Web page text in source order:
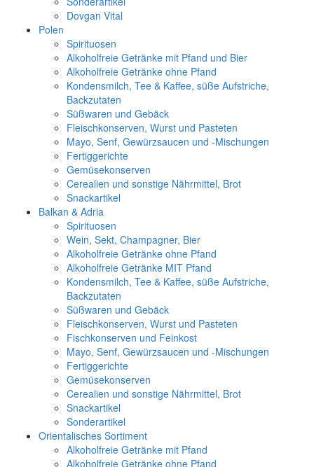
Dovgan Vital
Polen
Spirituosen
Alkoholfreie Getränke mit Pfand und Bier
Alkoholfreie Getränke ohne Pfand
Kondensmilch, Tee & Kaffee, süße Aufstriche,
Backzutaten
Süßwaren und Gebäck
Fleischkonserven, Wurst und Pasteten
Mayo, Senf, Gewürzsaucen und -Mischungen
Fertiggerichte
Gemüsekonserven
Cerealien und sonstige Nährmittel, Brot
Snackartikel
Balkan & Adria
Spirituosen
Wein, Sekt, Champagner, Bier
Alkoholfreie Getränke ohne Pfand
Alkoholfreie Getränke MIT Pfand
Kondensmilch, Tee & Kaffee, süße Aufstriche,
Backzutaten
Süßwaren und Gebäck
Fleischkonserven, Wurst und Pasteten
Fischkonserven und Feinkost
Mayo, Senf, Gewürzsaucen und -Mischungen
Fertiggerichte
Gemüsekonserven
Cerealien und sonstige Nährmittel, Brot
Snackartikel
Sonderartikel
Orientalisches Sortiment
Alkoholfreie Getränke mit Pfand
Alkoholfreie Getränke ohne Pfand